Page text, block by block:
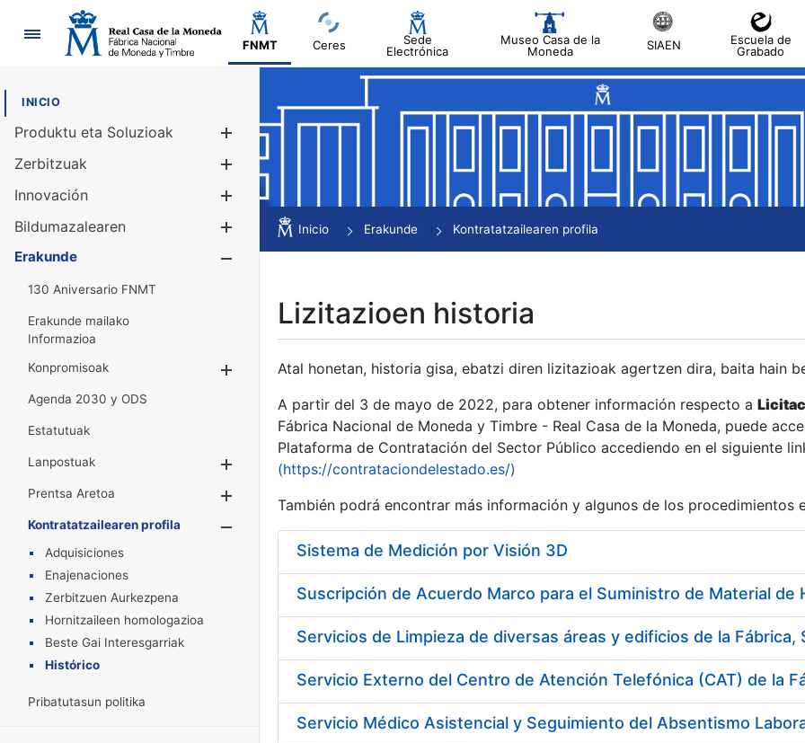
Nabigazioa
FNMT Ceres
Sede
Electrónica
Museo Casa de la
Moneda
SIAEN
Escuela de
Grabado
INICIO
Produktu eta Soluzioak
Erakutsi/Ezkutatu
Zerbitzuak
Innovación
Bildumazalearen
Erakutsi/Ezkutatu
Erakunde
130 Aniversario FNMT
Erakunde mailako
Informazioa
Konpromisoak
Erakutsi/Ezkutatu
Agenda 2030 y ODS
Estatutuak
Lanpostuak
Erakutsi/Ezkutatu
Prentsa Aretoa
Erakutsi/Ezkutatu
Kontratatzailearen profila
Erakutsi/Ezkutatu
Adquisiciones
Enajenaciones
Zerbitzuen Aurkezpena
Hornitzaileen homologazioa
Beste Gai Interesgarriak
Histórico
Pribatutasun politika
Inicio Erakunde Kontratatzailearen profila
Lizitazioen historia
Atal honetan, historia gisa, ebatzi diren lizitazioak agertzen dira, baita hain
A partir del 3 de mayo de 2022, para obtener información respecto a
Fábrica Nacional de Moneda y Timbre - Real Casa de la Moneda, puede
Plataforma de Contratación del Sector Público accediendo en el siguiente
(https://contrataciondelestado.es/)
También podrá encontrar más información y algunos de los procedimientos
Sistema de Medición por Visión 3D